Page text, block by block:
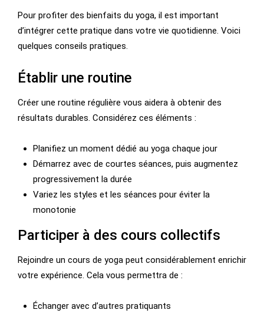
Pour profiter des bienfaits du yoga, il est important
d’intégrer cette pratique dans votre vie quotidienne. Voici
quelques conseils pratiques.
Établir une routine
Créer une routine régulière vous aidera à obtenir des
résultats durables. Considérez ces éléments :
Planifiez un moment dédié au yoga chaque jour
Démarrez avec de courtes séances, puis augmentez
progressivement la durée
Variez les styles et les séances pour éviter la
monotonie
Participer à des cours collectifs
Rejoindre un cours de yoga peut considérablement enrichir
votre expérience. Cela vous permettra de :
Échanger avec d’autres pratiquants